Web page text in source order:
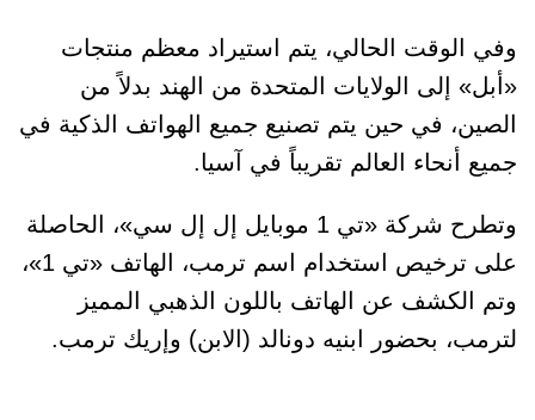
وفي الوقت الحالي، يتم استيراد معظم منتجات
«أبل» إلى الولايات المتحدة من الهند بدلاً من
الصين، في حين يتم تصنيع جميع الهواتف الذكية في
جميع أنحاء العالم تقريباً في آسيا.
وتطرح شركة «تي 1 موبايل إل إل سي»، الحاصلة
على ترخيص استخدام اسم ترمب، الهاتف «تي 1»،
وتم الكشف عن الهاتف باللون الذهبي المميز
لترمب، بحضور ابنيه دونالد (الابن) وإريك ترمب.